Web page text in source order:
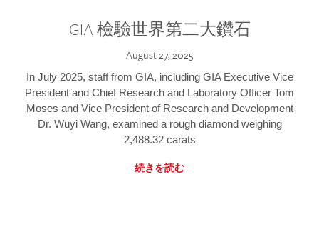
GIA 檢驗世界第二大鑽石
August 27, 2025
In July 2025, staff from GIA, including GIA Executive Vice
President and Chief Research and Laboratory Officer Tom
Moses and Vice President of Research and Development
Dr. Wuyi Wang, examined a rough diamond weighing
2,488.32 carats
続きを読む